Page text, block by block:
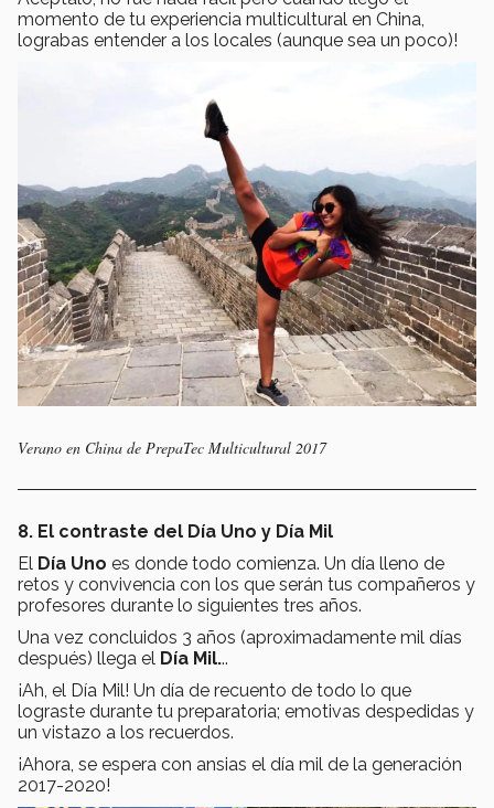
momento de tu experiencia multicultural en China,
lograbas entender a los locales (aunque sea un poco)!
Verano en China de PrepaTec Multicultural 2017
8. El contraste del Día Uno y Día Mil
El Día Uno es donde todo comienza. Un día lleno de
retos y convivencia con los que serán tus compañeros y
profesores durante lo siguientes tres años.
Una vez concluidos 3 años (aproximadamente mil días
después) llega el Día Mil...
¡Ah, el Día Mil! Un día de recuento de todo lo que
lograste durante tu preparatoria; emotivas despedidas y
un vistazo a los recuerdos.
¡Ahora, se espera con ansias el día mil de la generación
2017-2020!